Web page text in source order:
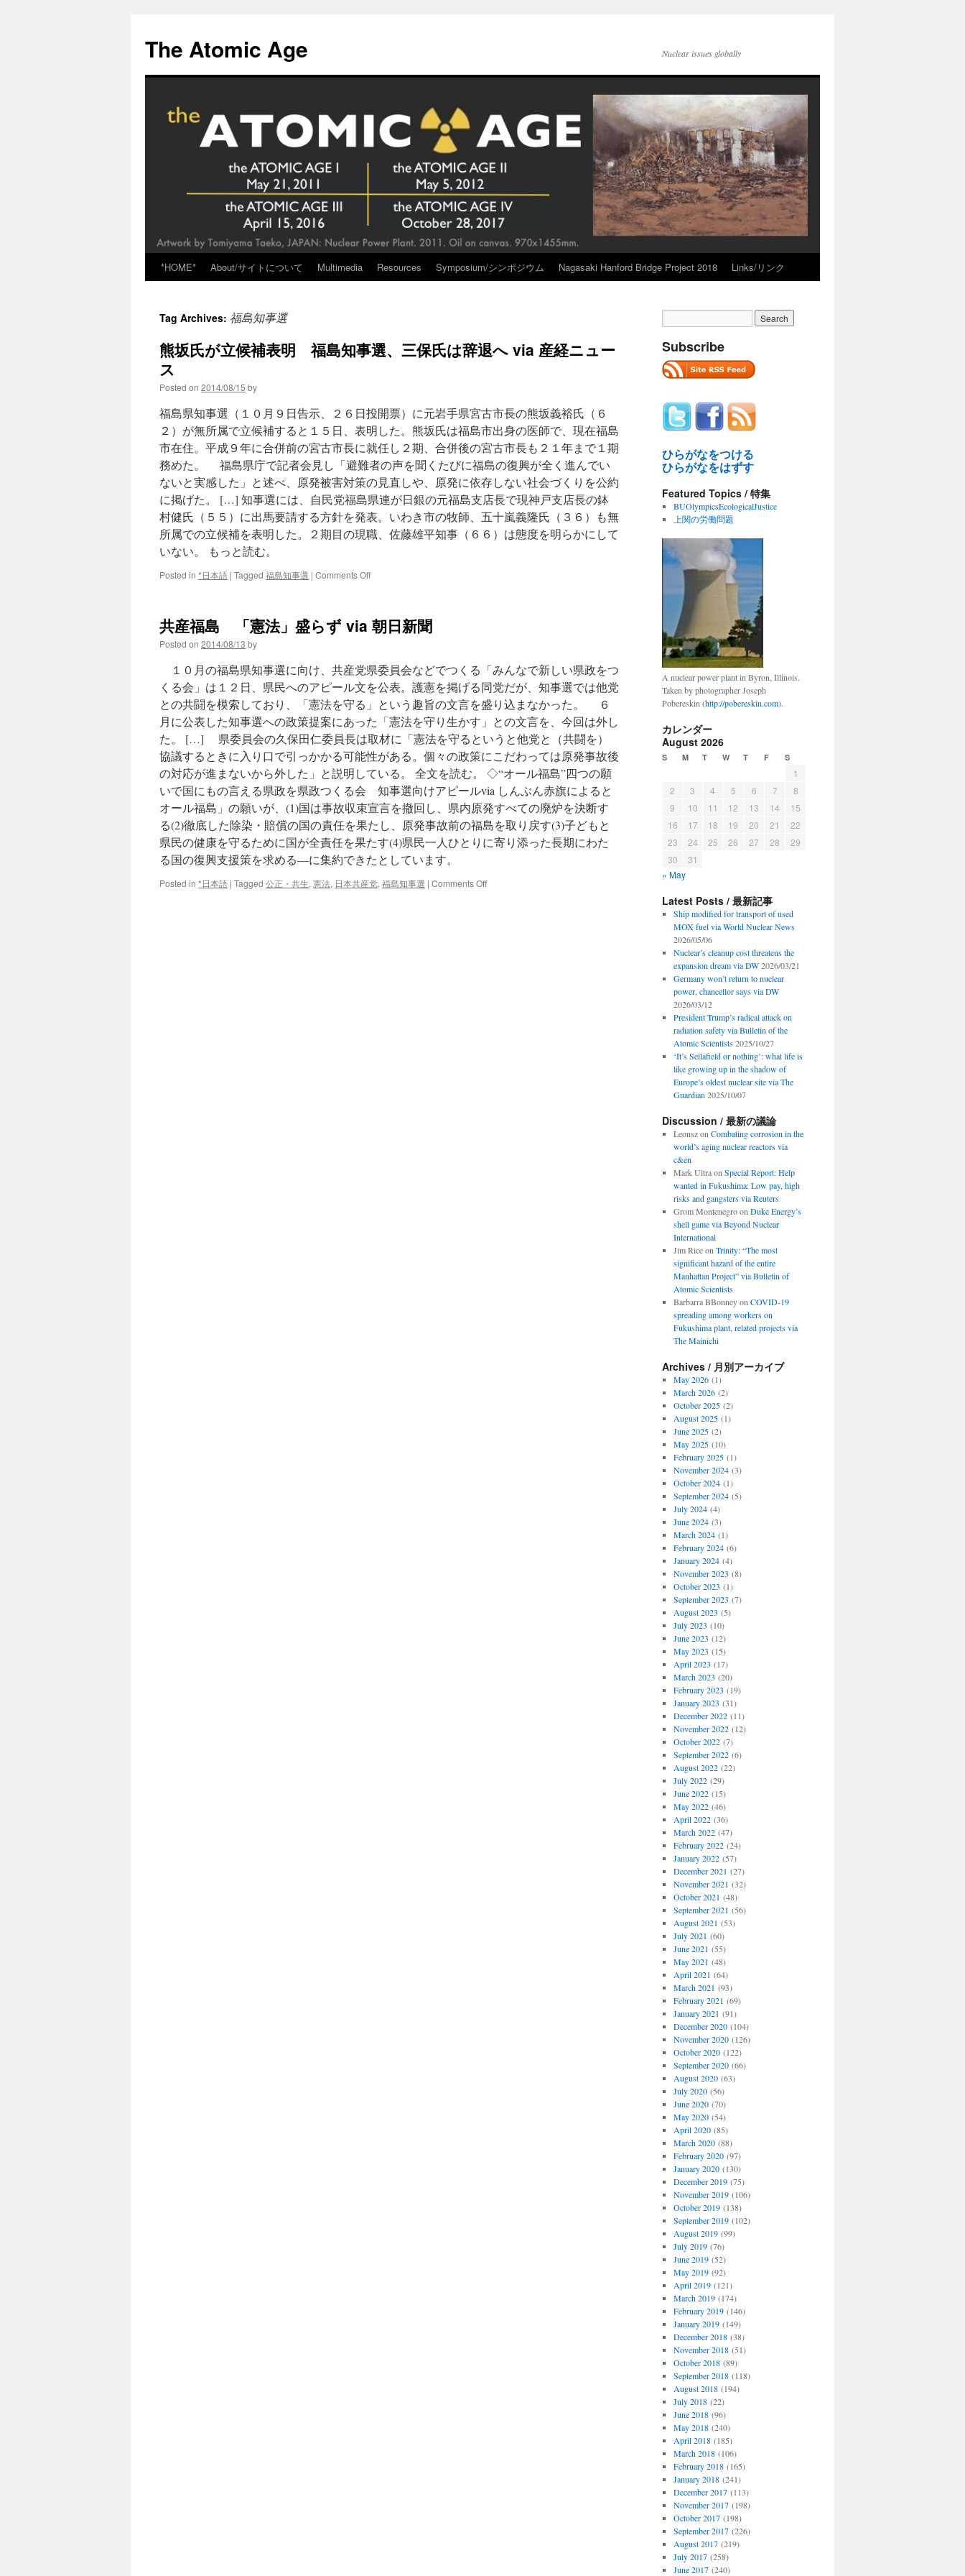
content
The Atomic Age Nuclear issues globally
*HOME* About/サイトについて Multimedia Resources Symposium/シンポジウム Nagasaki Hanford Bridge Project 2018 Links/リンク
Tag Archives: 福島知事選
熊坂氏が立候補表明 福島知事選、三保氏は辞退へ via 産経ニュー
ス
Posted on 2014/08/15 by
福島県知事選（１０月９日告示、２６日投開票）に元岩手県宮古市長の熊坂義裕氏（６
２）が無所属で立候補すると１５日、表明した。熊坂氏は福島市出身の医師で、現在福島
市在住。平成９年に合併前の宮古市長に就任し２期、合併後の宮古市長も２１年まで１期
務めた。 福島県庁で記者会見し「避難者の声を聞くたびに福島の復興が全く進んでい
ないと実感した」と述べ、原発被害対策の見直しや、原発に依存しない社会づくりを公約
に掲げた。 […] 知事選には、自民党福島県連が日銀の元福島支店長で現神戸支店長の鉢
村健氏（５５）に出馬要請する方針を発表。いわき市の牧師、五十嵐義隆氏（３６）も無
所属での立候補を表明した。２期目の現職、佐藤雄平知事（６６）は態度を明らかにして
いない。 もっと読む。
Posted in *日本語 | Tagged 福島知事選 | Comments Offon
が
補
表
明
福
島
知
事
選、
三
保
氏
は
辞
退
へ
via
経
共産福島 「憲法」盛らず via 朝日新聞
Posted on 2014/08/13 by
１０月の福島県知事選に向け、共産党県委員会などでつくる「みんなで新しい県政をつ
くる会」は１２日、県民へのアピール文を公表。護憲を掲げる同党だが、知事選では他党
との共闘を模索しており、「憲法を守る」という趣旨の文言を盛り込まなかった。 ６
月に公表した知事選への政策提案にあった「憲法を守り生かす」との文言を、今回は外し
た。 […] 県委員会の久保田仁委員長は取材に「憲法を守るというと他党と（共闘を）
協議するときに入り口で引っかかる可能性がある。個々の政策にこだわっては原発事故後
の対応が進まないから外した」と説明している。 全文を読む。 ◇“オール福島”四つの願
いで国にもの言える県政を県政つくる会 知事選向けアピールvia しんぶん赤旗によると
オール福島」の願いが、(1)国は事故収束宣言を撤回し、県内原発すべての廃炉を決断す
る(2)徹底した除染・賠償の国の責任を果たし、原発事故前の福島を取り戻す(3)子どもと
県民の健康を守るために国が全責任を果たす(4)県民一人ひとりに寄り添った長期にわた
る国の復興支援策を求める―に集約できたとしています。
Posted in *日本語 | Tagged 公正・共生, 憲法, 日本共産党, 福島知事選 | Comments Offon
Subscribe
ひらがなをつける
ひらがなをはずす
Featured Topics / 特集
BUOlympicsEcologicalJustice
上関の労働問題
A nuclear power plant in Byron, Illinois.
Taken by photographer Joseph
Pobereskin (http://pobereskin.com).
カレンダー
August 2026
S M T W T F S
1
2
3 4 5 6 7
8
9
10 11 12 13 14
15
16
17 18 19 20 21
22
23
24 25 26 27 28
29
30
31
« May
Latest Posts / 最新記事
Ship modified for transport of used
MOX fuel via World Nuclear News
2026/05/06
Nuclear’s cleanup cost threatens the
expansion dream via DW 2026/03/21
Germany won’t return to nuclear
power, chancellor says via DW
2026/03/12
President Trump’s radical attack on
radiation safety via Bulletin of the
Atomic Scientists 2025/10/27
‘It’s Sellafield or nothing’: what life is
like growing up in the shadow of
Europe’s oldest nuclear site via The
Guardian 2025/10/07
Discussion / 最新の議論
Leonszon Combating corrosion in the
world’s aging nuclear reactors via
c&en
Mark Ultraon Special Report: Help
wanted in Fukushima: Low pay, high
risks and gangsters via Reuters
Grom Montenegroon Duke Energy’s
shell game via Beyond Nuclear
International
Jim Riceon Trinity: “The most
significant hazard of the entire
Manhattan Project” via Bulletin of
Atomic Scientists
Barbarra BBonneyon COVID-19
spreading among workers on
Fukushima plant, related projects via
The Mainichi
Archives / 月別アーカイブ
May 2026(1)
March 2026(2)
October 2025(2)
August 2025(1)
June 2025(2)
May 2025(10)
February 2025(1)
November 2024(3)
October 2024(1)
September 2024(5)
July 2024(4)
June 2024(3)
March 2024(1)
February 2024(6)
January 2024(4)
November 2023 (8)
October 2023 (1)
September 2023 (7)
August 2023 (5)
July 2023 (10)
June 2023 (12)
May 2023 (15)
April 2023 (17)
March 2023 (20)
February 2023 (19)
January 2023 (31)
December 2022(11)
November 2022(12)
October 2022(7)
September 2022(6)
August 2022(22)
July 2022(29)
June 2022(15)
May 2022(46)
April 2022(36)
March 2022(47)
February 2022(24)
January 2022(57)
December 2021 (27)
November 2021 (32)
October 2021 (48)
September 2021 (56)
August 2021 (53)
July 2021 (60)
June 2021 (55)
May 2021 (48)
April 2021 (64)
March 2021 (93)
February 2021 (69)
January 2021 (91)
December 2020(104)
November 2020(126)
October 2020(122)
September 2020(66)
August 2020(63)
July 2020(56)
June 2020(70)
May 2020(54)
April 2020(85)
March 2020(88)
February 2020(97)
January 2020(130)
December 2019(75)
November 2019(106)
October 2019(138)
September 2019(102)
August 2019(99)
July 2019(76)
June 2019(52)
May 2019(92)
April 2019(121)
March 2019(174)
February 2019(146)
January 2019(149)
December 2018(38)
November 2018(51)
October 2018(89)
September 2018(118)
August 2018(194)
July 2018(22)
June 2018(96)
May 2018(240)
April 2018(185)
March 2018(106)
February 2018(165)
January 2018(241)
December 2017(113)
November 2017(198)
October 2017(198)
September 2017(226)
August 2017(219)
July 2017(258)
June 2017(240)